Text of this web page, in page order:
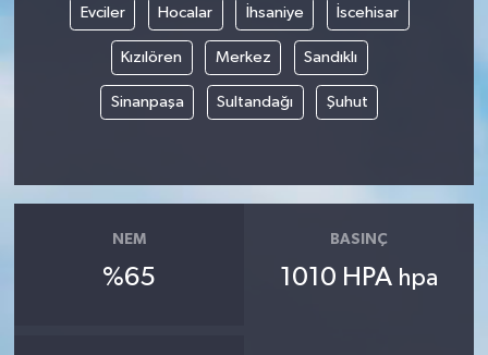
Evciler Hocalar İhsaniye İscehisar
Kızılören Merkez Sandıklı
Sinanpaşa Sultandağı Şuhut
NEM
%65
BASINÇ
1010 HPA hpa